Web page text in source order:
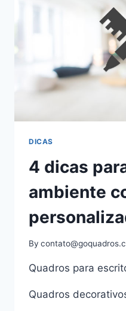
DICAS
4 dicas
ambiente
By
Quadros para
Quadros